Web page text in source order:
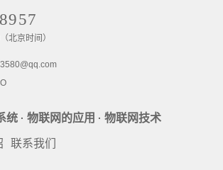
北京时间）
统 · 物联网的应用 · 物联网技术
联系我们